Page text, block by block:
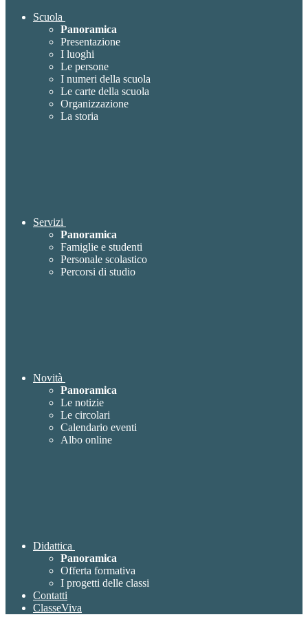
Scuola
Panoramica
Presentazione
I luoghi
Le persone
I numeri della scuola
Le carte della scuola
Organizzazione
La storia
Servizi
Panoramica
Famiglie e studenti
Personale scolastico
Percorsi di studio
Novità
Panoramica
Le notizie
Le circolari
Calendario eventi
Albo online
Didattica
Panoramica
Offerta formativa
I progetti delle classi
Contatti
ClasseViva